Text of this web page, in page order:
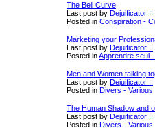
The Bell Curve
Last post by Dejuificator II
Posted in Conspiration -
Marketing your
Last post by Dejuificator II
Posted inApprendre seul
Men and Women talking
Last post by Dejuificator II
Posted in Divers - Various
The Human Shadow and
Last post by Dejuificator II
Posted in Divers - Various